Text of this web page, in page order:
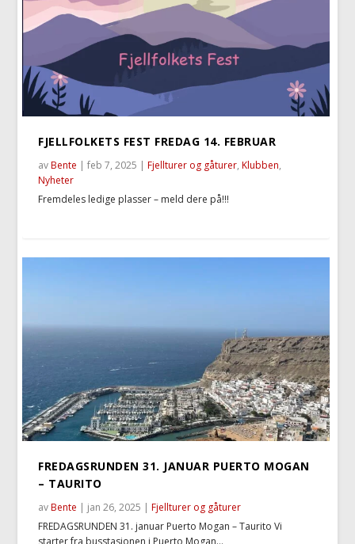
FJELLFOLKETS FEST FREDAG 14. FEBRUAR
avBente |feb 7, 2025 |Fjellturer og gåturer,Klubben,
Nyheter
Fremdeles ledige plasser – meld dere på!!!
FREDAGSRUNDEN 31. JANUAR PUERTO MOGAN
– TAURITO
avBente | jan 26, 2025 |Fjellturer og gåturer
FREDAGSRUNDEN 31. januar Puerto Mogan – Taurito Vi
starter fra busstasjonen i Puerto Mogan...